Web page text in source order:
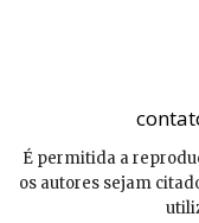
É permitida a
os autores sejam